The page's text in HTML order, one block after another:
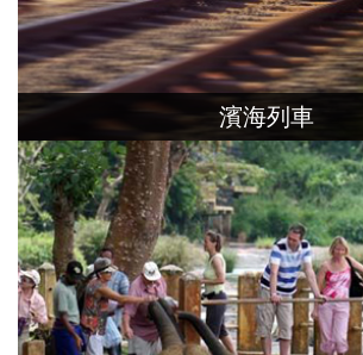
濱海列車
行駛在斯里蘭卡西岸的海邊火
鐵軌與海距離非常靠近，
沿途可欣賞一望無際海岸景